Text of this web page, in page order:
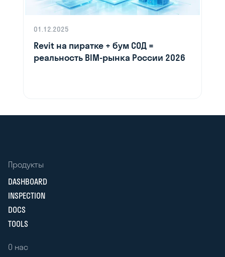
01.12.2025
Revit на пиратке + бум СОД =
реальность BIM-рынка России 2026
Продукты
DASHBOARD
INSPECTION
DOCS
TOOLS
О нас